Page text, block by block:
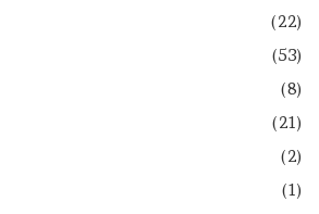
(22)
(53)
(8)
(21)
(2)
(1)